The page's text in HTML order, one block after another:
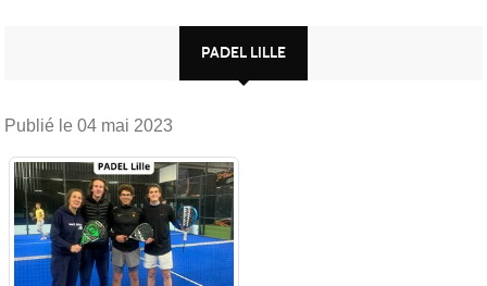
PADEL LILLE
Publié le 04 mai 2023